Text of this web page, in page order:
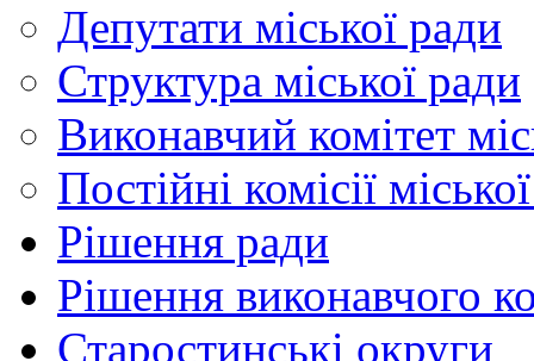
Депутати міської ради
Структура міської ради
Виконавчий комітет
Постійні комісії
Рішення ради
Рішення виконавчого
Старостинські округи